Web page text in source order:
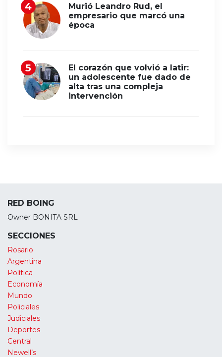
Murió Leandro Rud, el
empresario que marcó una
época
El corazón que volvió a latir:
un adolescente fue dado de
alta tras una compleja
intervención
RED BOING
Owner BONITA SRL
SECCIONES
Rosario
Argentina
Política
Economía
Mundo
Policiales
Judiciales
Deportes
Central
Newell’s